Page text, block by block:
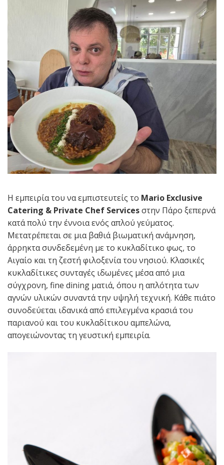
Η εμπειρία του να εμπιστευτείς το Mario Exclusive
Catering & Private Chef Servicesστην Πάρο ξεπερνά
κατά πολύ την έννοια ενός απλού γεύματος.
Μετατρέπεται σε μια βαθιά βιωματική ανάμνηση,
άρρηκτα συνδεδεμένη με το κυκλαδίτικο φως, το
Αιγαίο και τη ζεστή φιλοξενία του νησιού. Κλασικές
κυκλαδίτικες συνταγές ιδωμένες μέσα από μια
σύγχρονη, fine dining ματιά, όπου η απλότητα των
αγνών υλικών συναντά την υψηλή τεχνική. Κάθε πιάτο
συνοδεύεται ιδανικά από επιλεγμένα κρασιά του
παριανού και του κυκλαδίτικου αμπελώνα,
απογειώνοντας τη γευστική εμπειρία.